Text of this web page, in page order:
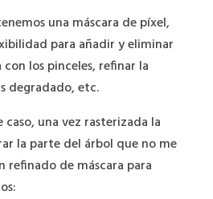
una máscara de píxel,
para añadir y eliminar
con los pinceles, refinar la
degradado, etc.
caso, una vez rasterizada la
la parte del árbol que no me
refinado de máscara para